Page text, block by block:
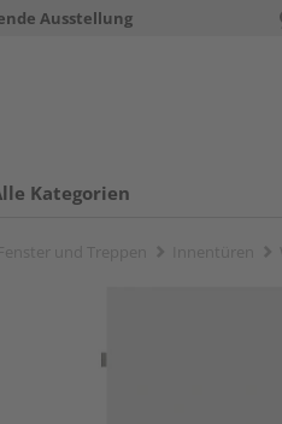
Ausstellung
Kategorien